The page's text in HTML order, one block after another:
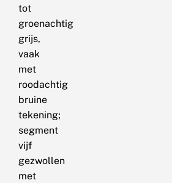
tot
groenachtig
grijs,
vaak
met
roodachtig
bruine
tekening;
segment
vijf
gezwollen
met